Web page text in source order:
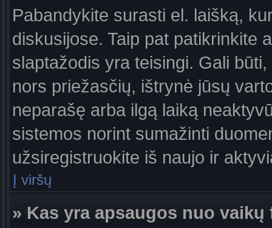
Pabandykite surasti el. laišką,
diskusijose. Taip pat patikrinkite
slaptažodis yra teisingi. Gali
nors priežasčių, ištrynė jūsų
neparašę arba ilgą laiką
sistemos norint sumažinti
užsiregistruokite iš naujo ir
Į viršų
» Kas yra apsaugos nuo vaikų